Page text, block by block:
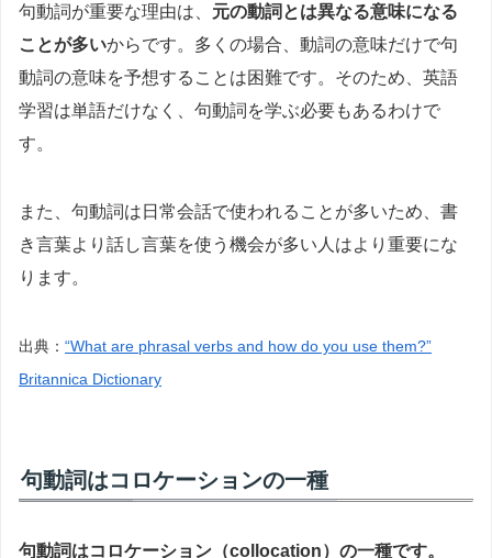
句動詞が重要な理由は、 元の動詞とは異なる意味になる
ことが多いからです。多くの場合、動詞の意味だけで句
動詞の意味を予想することは困難です。そのため、英語
学習は単語だけなく、句動詞を学ぶ必要もあるわけで
す。
また、句動詞は日常会話で使われることが多いため、書
き言葉より話し言葉を使う機会が多い人はより重要にな
ります。
出典： “What are phrasal verbs and how do you use them?”
Britannica Dictionary
句動詞はコロケーションの一種
句動詞はコロケーション（collocation）の一種です。